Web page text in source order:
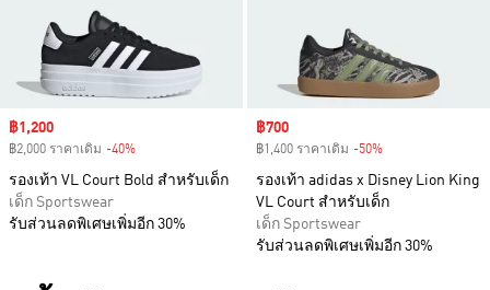
Sale price
฿1,200
฿2,000 ราคาเดิม -40%
รองเท้า VL Court Bold สำหรับเด็ก
เด็ก Sportswear
รับส่วนลดพิเศษเพิ่มอีก 30%
Sale price
฿700
฿1,400 ราคาเดิม -50%
รองเท้า adidas x Disney Lion King
VL Court สำหรับเด็ก
เด็ก Sportswear
รับส่วนลดพิเศษเพิ่มอีก 30%